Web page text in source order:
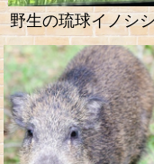
野生の琉球イノシ